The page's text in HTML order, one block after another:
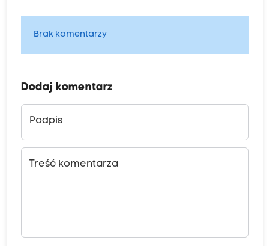
Brak komentarzy
Dodaj komentarz
Podpis
Treść komentarza